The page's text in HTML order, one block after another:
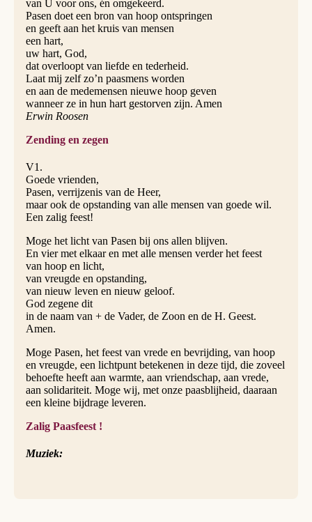
van U voor ons, én omgekeerd.
Pasen doet een bron van hoop ontspringen
en geeft aan het kruis van mensen
een hart,
uw hart, God,
dat overloopt van liefde en tederheid.
Laat mij zelf zo’n paasmens worden
en aan de medemensen nieuwe hoop geven
wanneer ze in hun hart gestorven zijn. Amen
Erwin Roosen
Zending en zegen
V1.
Goede vrienden,
Pasen, verrijzenis van de Heer,
maar ook de opstanding van alle mensen van goede wil.
Een zalig feest!
Moge het licht van Pasen bij ons allen blijven.
En vier met elkaar en met alle mensen verder het feest
van hoop en licht,
van vreugde en opstanding,
van nieuw leven en nieuw geloof.
God zegene dit
in de naam van + de Vader, de Zoon en de H. Geest.
Amen.
Moge Pasen, het feest van vrede en bevrijding, van hoop
en vreugde, een lichtpunt betekenen in deze tijd, die zoveel
behoefte heeft aan warmte, aan vriendschap, aan vrede,
aan solidariteit. Moge wij, met onze paasblijheid, daaraan
een kleine bijdrage leveren.
Zalig Paasfeest !
Muziek: